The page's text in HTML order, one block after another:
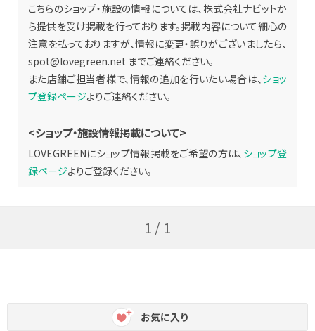
こちらのショップ・施設の情報については、株式会社ナビットか
ら提供を受け掲載を行っております。掲載内容について細心の
注意を払っておりますが、情報に変更・誤りがございましたら、
spot@lovegreen.net までご連絡ください。
また店舗ご担当者様で、情報の追加を行いたい場合は、ショッ
プ登録ページよりご連絡ください。
<ショップ・施設情報掲載について>
LOVEGREENにショップ情報掲載をご希望の方は、 ショップ登
録ページよりご登録ください。
1 / 1
お気に入り